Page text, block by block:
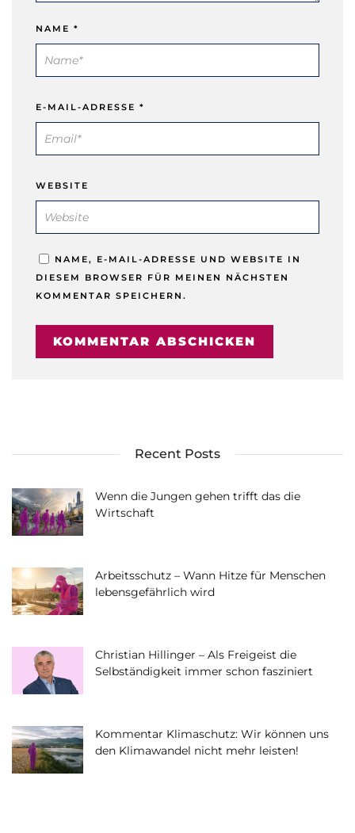
NAME *
E-MAIL-ADRESSE *
WEBSITE
NAME, E-MAIL-ADRESSE UND WEBSITE IN
DIESEM BROWSER FÜR MEINEN NÄCHSTEN
KOMMENTAR SPEICHERN.
Recent Posts
Wenn die Jungen gehen trifft das die
Wirtschaft
Arbeitsschutz – Wann Hitze für Menschen
lebensgefährlich wird
Christian Hillinger – Als Freigeist die
Selbständigkeit immer schon fasziniert
Kommentar Klimaschutz: Wir können uns
den Klimawandel nicht mehr leisten!